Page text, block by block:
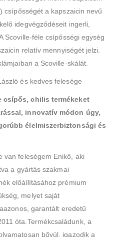
csípősségét a kapszaicin nevű
idegvégződéseit ingerli,
Scoville-féle csípősségi egység
relatív mennyiségét jelzi.
a Scoville-skálát.
és kedves felesége
csípős, chilis termékeket
innovatív módon úgy,
élelmiszerbiztonsági és
van feleségem Enikő, aki
a gyártás szakmai
előállításához prémium
melyet saját
garantált eredetű
óta.Termékcsaládunk, a
bővül, igazodik a